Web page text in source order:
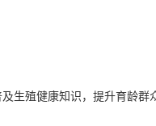
及生殖健康知识，提升育龄